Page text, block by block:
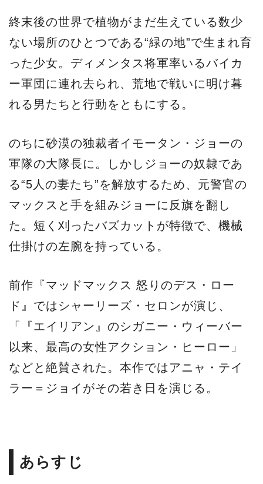
終末後の世界で植物がまだ生えている数少
ない場所のひとつである“緑の地”で生まれ育
った少女。ディメンタス将軍率いるバイカ
ー軍団に連れ去られ、荒地で戦いに明け暮
れる男たちと行動をともにする。
のちに砂漠の独裁者イモータン・ジョーの
軍隊の大隊長に。しかしジョーの奴隷であ
る“5人の妻たち”を解放するため、元警官の
マックスと手を組みジョーに反旗を翻し
た。短く刈ったバズカットが特徴で、機械
仕掛けの左腕を持っている。
前作『マッドマックス 怒りのデス・ロー
ド』ではシャーリーズ・セロンが演じ、
「『エイリアン』のシガニー・ウィーバー
以来、最高の女性アクション・ヒーロー」
などと絶賛された。本作ではアニャ・テイ
ラー＝ジョイがその若き日を演じる。
あらすじ